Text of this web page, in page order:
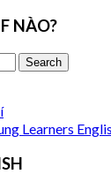
NÀO?
Learners